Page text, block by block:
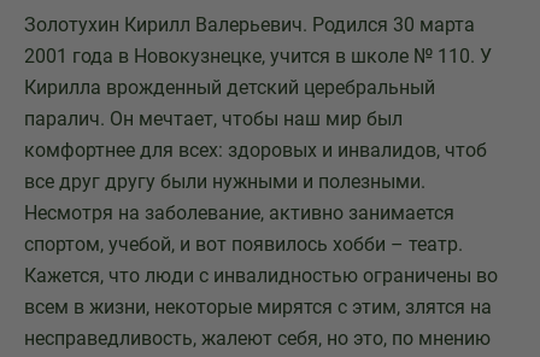
Золотухин Кирилл Валерьевич. Родился 30 марта
2001 года в Новокузнецке, учится в школе № 110. У
Кирилла врожденный детский церебральный
паралич. Он мечтает, чтобы наш мир был
комфортнее для всех: здоровых и инвалидов, чтоб
все друг другу были нужными и полезными.
Несмотря на заболевание, активно занимается
спортом, учебой, и вот появилось хобби – театр.
Кажется, что люди с инвалидностью ограничены во
всем в жизни, некоторые мирятся с этим, злятся на
несправедливость, жалеют себя, но это, по мнению